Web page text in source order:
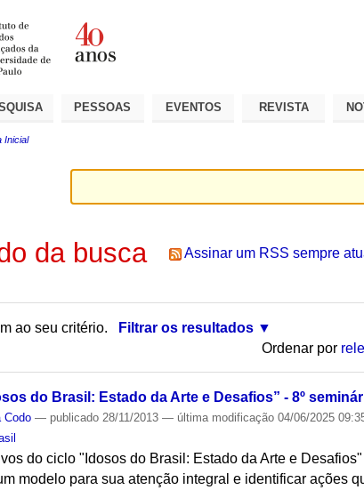
PESSOAS EVENTOS REVISTA
Inicial
da busca Assinar um RSS sempre
ao seu critério.
Filtrar os resultados
Ordenar por
do Brasil: Estado da Arte e Desafios” - 8º
Codo — publicado 28/11/2013— última modificação 04/06/2025
do ciclo "Idosos do Brasil: Estado da Arte e
modelo para sua atenção integral e identificar ações